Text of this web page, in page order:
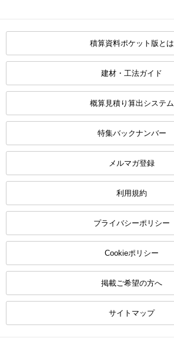
積算資料ポケット版とは
建材・工法ガイド
概算見積り算出システム
特集バックナンバー
メルマガ登録
利用規約
プライバシーポリシー
Cookieポリシー
掲載ご希望の方へ
サイトマップ